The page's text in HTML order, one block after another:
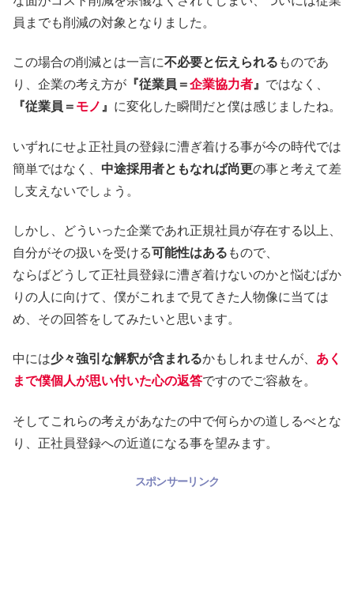
員までも削減の対象となりました。
この場合の削減とは一言に不必要と伝えられる ものであ
り、企業の考え方が 『従業員＝企業協力者 』 ではなく、
『従業員＝ モノ 』 に変化した瞬間だと僕は感じましたね。
いずれにせよ正社員の登録に漕ぎ着ける事が今の時代では
簡単ではなく、 中途採用者ともなれば尚更の事と考えて差
し支えないでしょう。
しかし、どういった企業であれ正規社員が存在する以上、
自分がその扱いを受ける可能性はある もので、
ならばどうして正社員登録に漕ぎ着けないのかと悩むばか
りの人に向けて、僕がこれまで見てきた人物像に当ては
め、その回答をしてみたいと思います。
中には少々強引な解釈が含まれるかもしれませんが、 あく
まで僕個人が思い付いた心の返答ですのでご容赦を。
そしてこれらの考えがあなたの中で何らかの道しるべとな
り、正社員登録への近道になる事を望みます。
スポンサーリンク